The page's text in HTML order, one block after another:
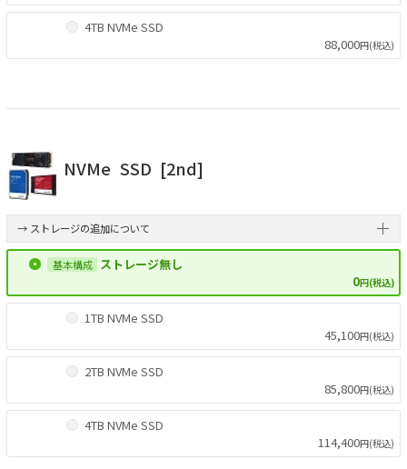
4TB NVMe SSD
88,000円(税込)
NVMe SSD [2nd]
→ ストレージの追加について
ストレージ無し
0円(税込)
1TB NVMe SSD
45,100円(税込)
2TB NVMe SSD
85,800円(税込)
4TB NVMe SSD
114,400円(税込)